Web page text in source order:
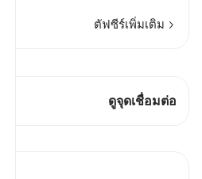
ตัฟซีร์เพิ่มเติม
ดูจุดเชื่อมต่อ